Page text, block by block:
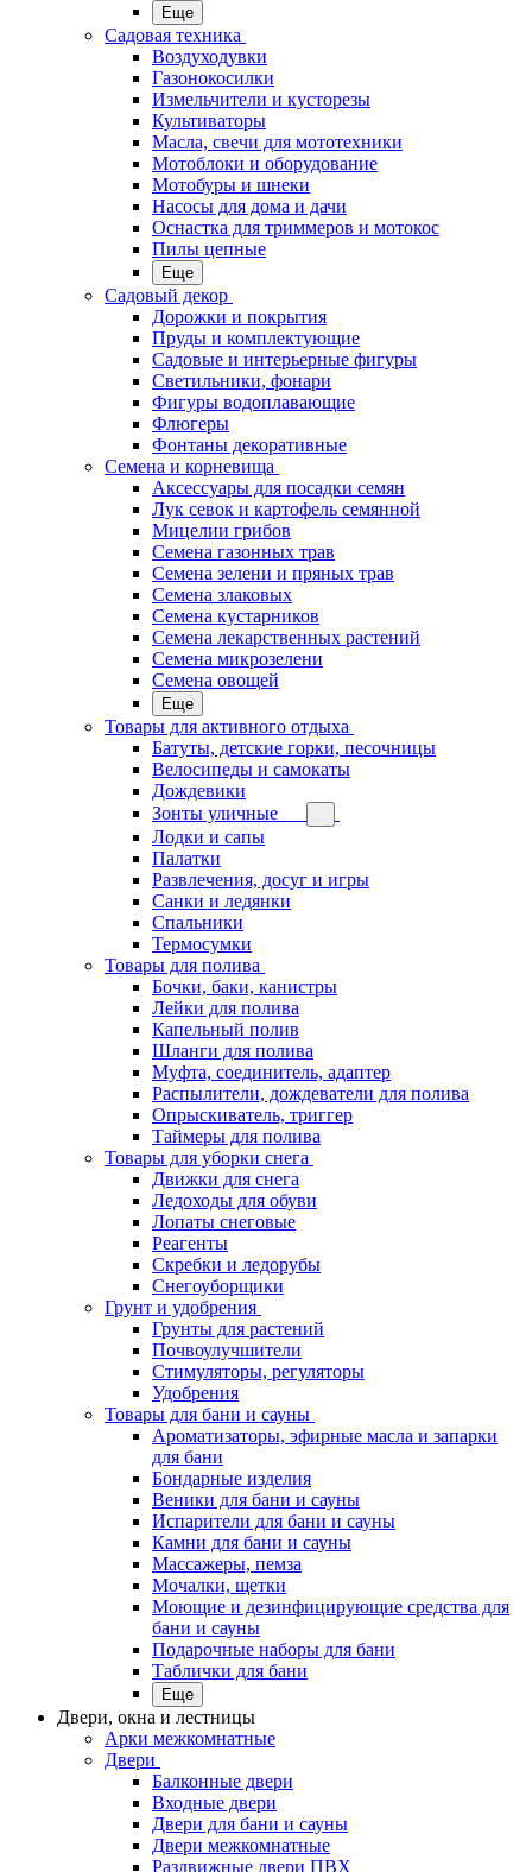
Еще
Садовая техника
Воздуходувки
Газонокосилки
Измельчители и кусторезы
Культиваторы
Масла, свечи для мототехники
Мотоблоки и оборудование
Мотобуры и шнеки
Насосы для дома и дачи
Оснастка для триммеров и мотокос
Пилы цепные
Еще
Садовый декор
Дорожки и покрытия
Пруды и комплектующие
Садовые и интерьерные фигуры
Светильники, фонари
Фигуры водоплавающие
Флюгеры
Фонтаны декоративные
Семена и корневища
Аксессуары для посадки семян
Лук севок и картофель семянной
Мицелии грибов
Семена газонных трав
Семена зелени и пряных трав
Семена злаковых
Семена кустарников
Семена лекарственных растений
Семена микрозелени
Семена овощей
Еще
Товары для активного отдыха
Батуты, детские горки, песочницы
Велосипеды и самокаты
Дождевики
Зонты уличные
Лодки и сапы
Палатки
Развлечения, досуг и игры
Санки и ледянки
Спальники
Термосумки
Товары для полива
Бочки, баки, канистры
Лейки для полива
Капельный полив
Шланги для полива
Муфта, соединитель, адаптер
Распылители, дождеватели для полива
Опрыскиватель, триггер
Таймеры для полива
Товары для уборки снега
Движки для снега
Ледоходы для обуви
Лопаты снеговые
Реагенты
Скребки и ледорубы
Снегоуборщики
Грунт и удобрения
Грунты для растений
Почвоулучшители
Стимуляторы, регуляторы
Удобрения
Товары для бани и сауны
Ароматизаторы, эфирные масла и запарки
для бани
Бондарные изделия
Веники для бани и сауны
Испарители для бани и сауны
Камни для бани и сауны
Массажеры, пемза
Мочалки, щетки
Моющие и дезинфицирующие средства для
бани и сауны
Подарочные наборы для бани
Таблички для бани
Еще
Двери, окна и лестницы
Арки межкомнатные
Двери
Балконные двери
Входные двери
Двери для бани и сауны
Двери межкомнатные
Раздвижные двери ПВХ